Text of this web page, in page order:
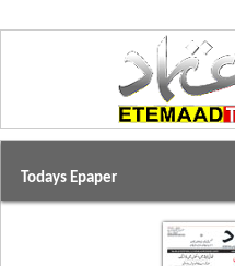
Todays Epaper